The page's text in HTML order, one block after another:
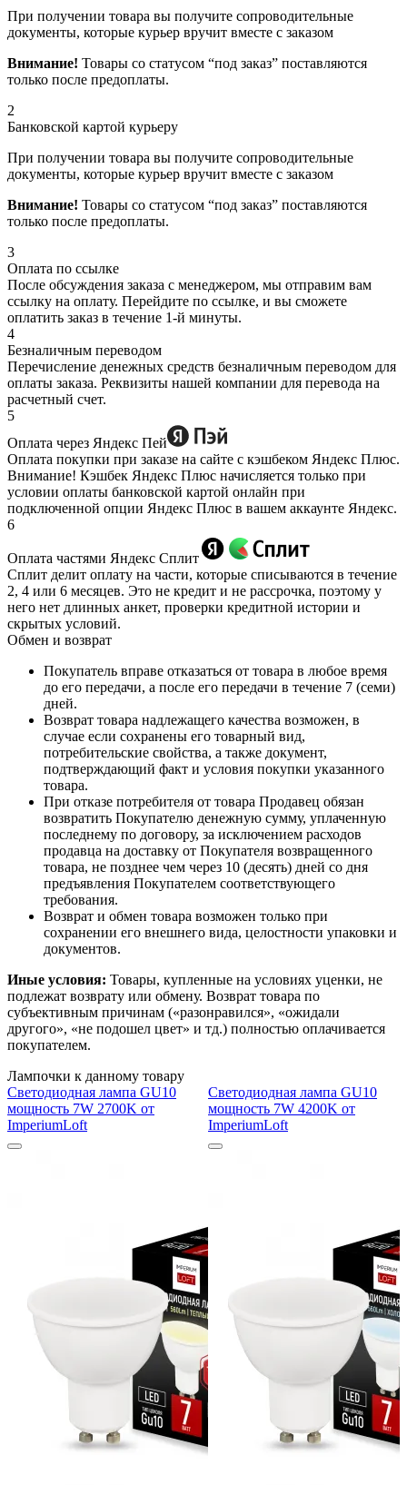
При получении товара вы получите сопроводительные
документы, которые курьер вручит вместе с заказом
Внимание! Товары со статусом “под заказ” поставляются
только после предоплаты.
2
Банковской картой курьеру
При получении товара вы получите сопроводительные
документы, которые курьер вручит вместе с заказом
Внимание! Товары со статусом “под заказ” поставляются
только после предоплаты.
3
Оплата по ссылке
После обсуждения заказа с менеджером, мы отправим вам
ссылку на оплату. Перейдите по ссылке, и вы сможете
оплатить заказ в течение 1-й минуты.
4
Безналичным переводом
Перечисление денежных средств безналичным переводом для
оплаты заказа. Реквизиты нашей компании для перевода на
расчетный счет.
5
Оплата через Яндекс Пей
Оплата покупки при заказе на сайте с кэшбеком Яндекс Плюс.
Внимание! Кэшбек Яндекс Плюс начисляется только при
условии оплаты банковской картой онлайн при
подключенной опции Яндекс Плюс в вашем аккаунте Яндекс.
6
Оплата частями Яндекс Сплит
Сплит делит оплату на части, которые списываются в течение
2, 4 или 6 месяцев. Это не кредит и не рассрочка, поэтому у
него нет длинных анкет, проверки кредитной истории и
скрытых условий.
Обмен и возврат
Покупатель вправе отказаться от товара в любое время
до его передачи, а после его передачи в течение 7 (семи)
дней.
Возврат товара надлежащего качества возможен, в
случае если сохранены его товарный вид,
потребительские свойства, а также документ,
подтверждающий факт и условия покупки указанного
товара.
При отказе потребителя от товара Продавец обязан
возвратить Покупателю денежную сумму, уплаченную
последнему по договору, за исключением расходов
продавца на доставку от Покупателя возвращенного
товара, не позднее чем через 10 (десять) дней со дня
предъявления Покупателем соответствующего
требования.
Возврат и обмен товара возможен только при
сохранении его внешнего вида, целостности упаковки и
документов.
Иные условия: Товары, купленные на условиях уценки, не
подлежат возврату или обмену. Возврат товара по
субъективным причинам («разонравился», «ожидали
другого», «не подошел цвет» и тд.) полностью оплачивается
покупателем.
Лампочки к данному товару
Светодиодная лампа GU10
мощность 7W 2700K от
ImperiumLoft
Светодиодная лампа GU10
мощность 7W 4200K от
ImperiumLoft